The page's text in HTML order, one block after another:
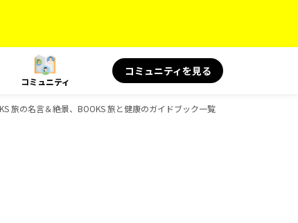
コミュニティ
コミュニティを見る
旅の名言＆絶景、BOOKS 旅と健康のガイドブック一覧